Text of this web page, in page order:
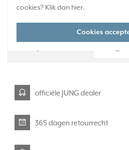
cookies? Klik dan hier.
Cookies
207,95
officiële JUNG dealer
365 dagen retourrecht